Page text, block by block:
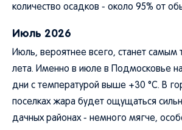
количество осадков - около 95% от
Июль 2026
Июль, вероятнее всего, станет
лета. Именно в июле в Подмосковье
дни с температурой выше +30 °C. В
поселках жара будет ощущаться
дачных районах - немного мягче,